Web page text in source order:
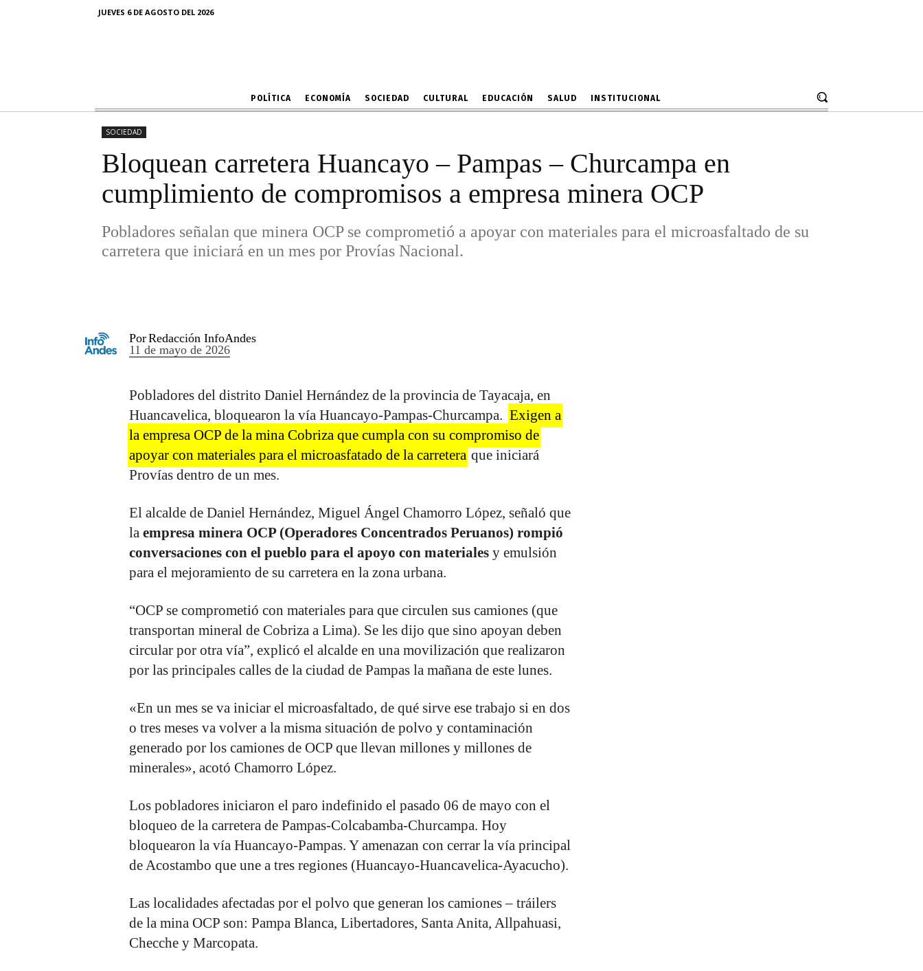
JUEVES 6 DE AGOSTO DEL 2026
POLÍTICA ECONOMÍA SOCIEDAD CULTURAL EDUCACIÓN SALUD INSTITUCIONAL
SOCIEDAD
Bloquean carretera Huancayo – Pampas – Churcampa en
cumplimiento de compromisos a empresa minera OCP
Pobladores señalan que minera OCP se comprometió a apoyar con materiales para el microasfaltado de su
carretera que iniciará en un mes por Provías Nacional.
PorRedacción InfoAndes
11 de mayo de 2026
Pobladores del distrito Daniel Hernández de la provincia de Tayacaja, en
Huancavelica, bloquearon la vía Huancayo-Pampas-Churcampa. Exigen a
la empresa OCP de la mina Cobriza que cumpla con su compromiso de
apoyar con materiales para el microasfatado de la carretera que iniciará
Provías dentro de un mes.
El alcalde de Daniel Hernández, Miguel Ángel Chamorro López, señaló que
la empresa minera OCP (Operadores Concentrados Peruanos) rompió
conversaciones con el pueblo para el apoyo con materiales y emulsión
para el mejoramiento de su carretera en la zona urbana.
“OCP se comprometió con materiales para que circulen sus camiones (que
transportan mineral de Cobriza a Lima). Se les dijo que sino apoyan deben
circular por otra vía”, explicó el alcalde en una movilización que realizaron
por las principales calles de la ciudad de Pampas la mañana de este lunes.
«En un mes se va iniciar el microasfaltado, de qué sirve ese trabajo si en dos
o tres meses va volver a la misma situación de polvo y contaminación
generado por los camiones de OCP que llevan millones y millones de
minerales», acotó Chamorro López.
Los pobladores iniciaron el paro indefinido el pasado 06 de mayo con el
bloqueo de la carretera de Pampas-Colcabamba-Churcampa. Hoy
bloquearon la vía Huancayo-Pampas. Y amenazan con cerrar la vía principal
de Acostambo que une a tres regiones (Huancayo-Huancavelica-Ayacucho).
Las localidades afectadas por el polvo que generan los camiones – tráilers
de la mina OCP son: Pampa Blanca, Libertadores, Santa Anita, Allpahuasi,
Checche y Marcopata.